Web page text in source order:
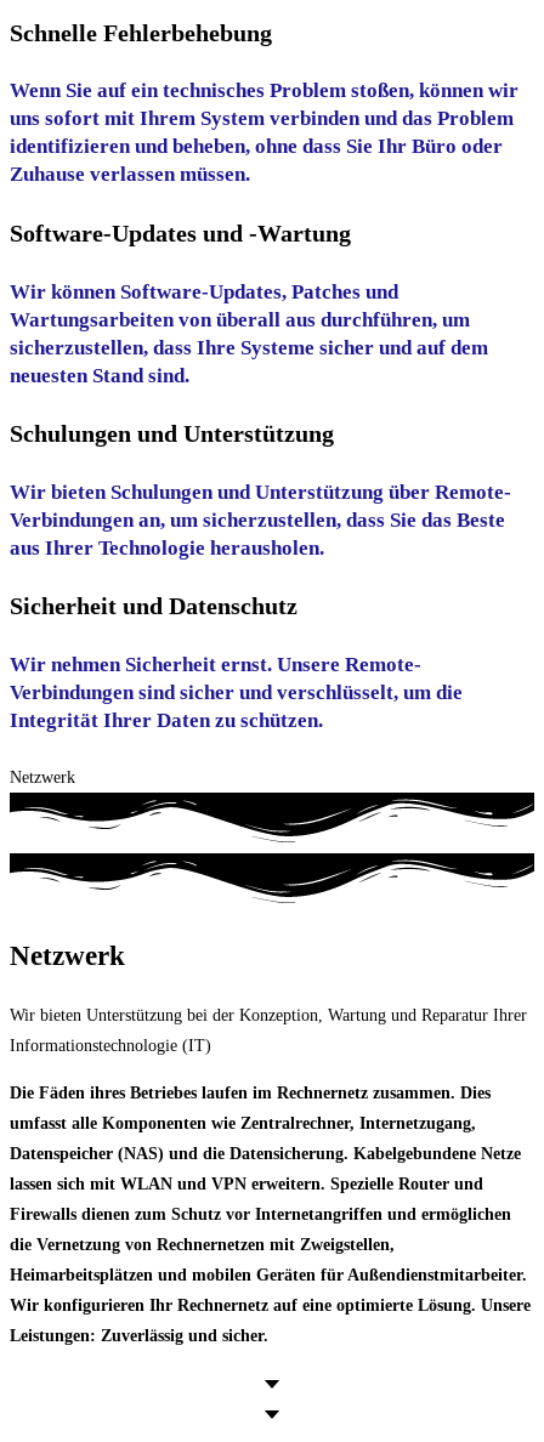
Schnelle Fehlerbehebung
Wenn Sie auf ein technisches Problem stoßen, können wir
uns sofort mit Ihrem System verbinden und das Problem
identifizieren und beheben, ohne dass Sie Ihr Büro oder
Zuhause verlassen müssen.
Software-Updates und -Wartung
Wir können Software-Updates, Patches und
Wartungsarbeiten von überall aus durchführen, um
sicherzustellen, dass Ihre Systeme sicher und auf dem
neuesten Stand sind.
Schulungen und Unterstützung
Wir bieten Schulungen und Unterstützung über Remote-
Verbindungen an, um sicherzustellen, dass Sie das Beste
aus Ihrer Technologie herausholen.
Sicherheit und Datenschutz
Wir nehmen Sicherheit ernst. Unsere Remote-
Verbindungen sind sicher und verschlüsselt, um die
Integrität Ihrer Daten zu schützen.
Netzwerk
Netzwerk
Wir bieten Unterstützung bei der Konzeption, Wartung und Reparatur Ihrer
Informationstechnologie (IT)
Die Fäden ihres Betriebes laufen im Rechnernetz zusammen. Dies
umfasst alle Komponenten wie Zentralrechner, Internetzugang,
Datenspeicher (NAS) und die Datensicherung. Kabelgebundene Netze
lassen sich mit WLAN und VPN erweitern. Spezielle Router und
Firewalls dienen zum Schutz vor Internetangriffen und ermöglichen
die Vernetzung von Rechnernetzen mit Zweigstellen,
Heimarbeitsplätzen und mobilen Geräten für Außendienstmitarbeiter.
Wir konfigurieren Ihr Rechnernetz auf eine optimierte Lösung. Unsere
Leistungen: Zuverlässig und sicher.